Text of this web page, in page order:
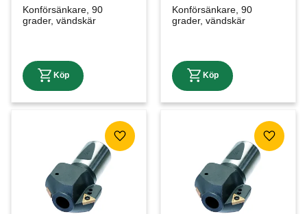
Konförsänkare, 90
grader, vändskär
Konförsänkare, 90
grader, vändskär
Lägg till i favoriter Lägg